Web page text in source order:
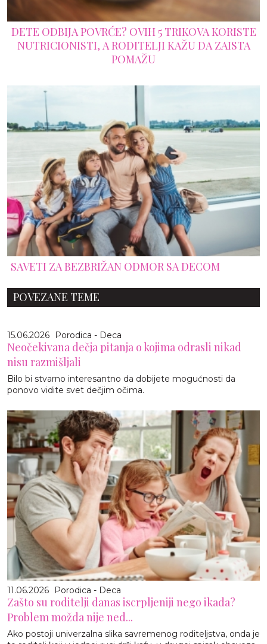
DETE ODBIJA POVRĆE? OVIH 5 TRIKOVA KORISTE
NUTRICIONISTI, A RODITELJI KAŽU DA ZAISTA
POMAŽU
SAVETI ZA BEZBRIŽAN ODMOR SA DECOM
POVEZANE TEME
15.06.2026 Porodica - Deca
Neočekivana dečja pitanja o kojima odrasli nikad
nisu razmišljali
Bilo bi stvarno interesantno da dobijete mogućnosti da
ponovo vidite svet dečjim očima.
11.06.2026 Porodica - Deca
Zašto su roditelji danas iscrpljeniji nego ikada?
Problem možda nije ned...
Ako postoji univerzalna slika savremenog roditeljstva, onda je